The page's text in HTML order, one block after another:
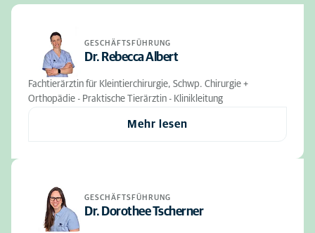
GESCHÄFTSFÜHRUNG
Dr. Rebecca Albert
Fachtierärztin für Kleintierchirurgie, Schwp. Chirurgie +
Orthopädie - Praktische Tierärztin - Klinikleitung
Mehr lesen
GESCHÄFTSFÜHRUNG
Dr. Dorothee Tscherner